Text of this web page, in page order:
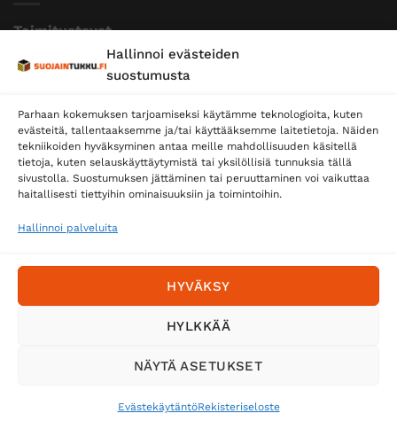
Hallinnoi evästeiden
suostumusta
Parhaan kokemuksen tarjoamiseksi käytämme teknologioita, kuten
evästeitä, tallentaaksemme ja/tai käyttääksemme laitetietoja. Näiden
tekniikoiden hyväksyminen antaa meille mahdollisuuden käsitellä
tietoja, kuten selauskäyttäytymistä tai yksilöllisiä tunnuksia tällä
sivustolla. Suostumuksen jättäminen tai peruuttaminen voi vaikuttaa
haitallisesti tiettyihin ominaisuuksiin ja toimintoihin.
Hallinnoi palveluita
HYVÄKSY
HYLKKÄÄ
NÄYTÄ ASETUKSET
EvästekäytäntöRekisteriseloste
Toimitustavat
Posti
Postnord
Tilaa uutiskirje ja saat erikoisalennuksia